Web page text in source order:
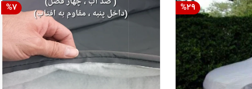
%29
%7